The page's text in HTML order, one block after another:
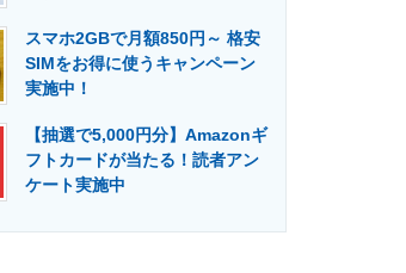
スマホ2GBで月額850円～ 格安
SIMをお得に使うキャンペーン
実施中！
【抽選で5,000円分】Amazonギ
フトカードが当たる！読者アン
ケート実施中